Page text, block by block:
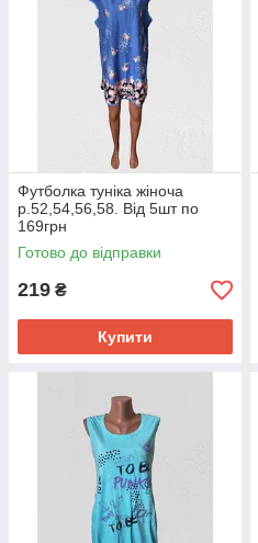
Футболка туніка жіноча
р.52,54,56,58. Від 5шт по
169грн
Готово до відправки
219 ₴
Купити